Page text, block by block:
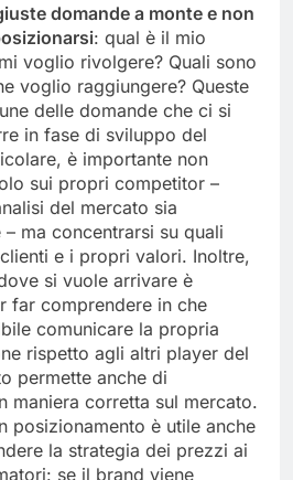
domande a monte e non
: qual è il mio
voglio rivolgere? Quali sono
voglio raggiungere? Queste
delle domande che ci si
in fase di sviluppo del
è importante non
sui propri competitor –
del mercato sia
ma concentrarsi su quali
e i propri valori. Inoltre,
si vuole arrivare è
far comprendere in che
comunicare la propria
rispetto agli altri player del
permette anche di
maniera corretta sul mercato.
posizionamento è utile anche
la strategia dei prezzi ai
se il brand viene